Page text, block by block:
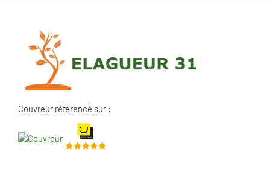
Couvreur référencé sur :